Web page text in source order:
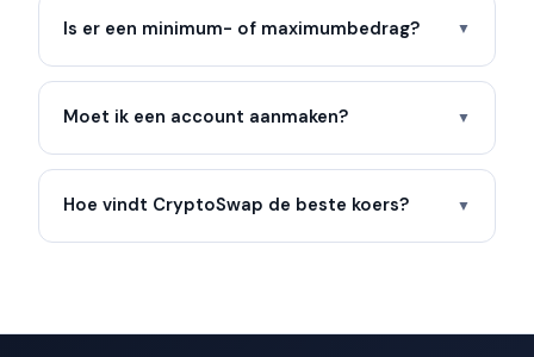
Is er een minimum- of maximumbedrag? ▼
Moet ik een account aanmaken? ▼
Hoe vindt CryptoSwap de beste koers? ▼